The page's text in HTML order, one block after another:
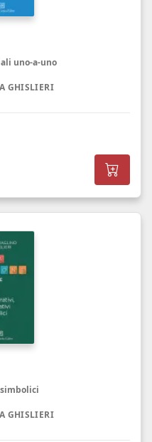
uno-a-uno
GHISLIERI
GHISLIERI